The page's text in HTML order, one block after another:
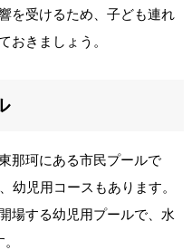
を受けるため、子ども連れ
おきましょう。
那珂にある市民プールで
幼児用コースもあります。
場する幼児用プールで、水